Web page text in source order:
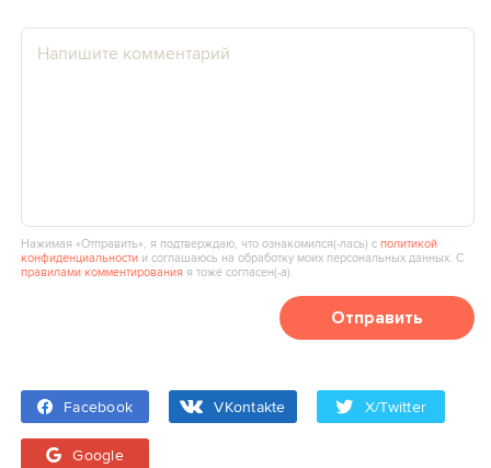
Нажимая «Отправить», я подтверждаю, что ознакомился(‑лась) сполитикой
конфиденциальности и соглашаюсь на обработку моих персональных данных. С
правилами комментирования я тоже согласен(‑а).
Отправить
Facebook VKontakte X/Twitter
Google